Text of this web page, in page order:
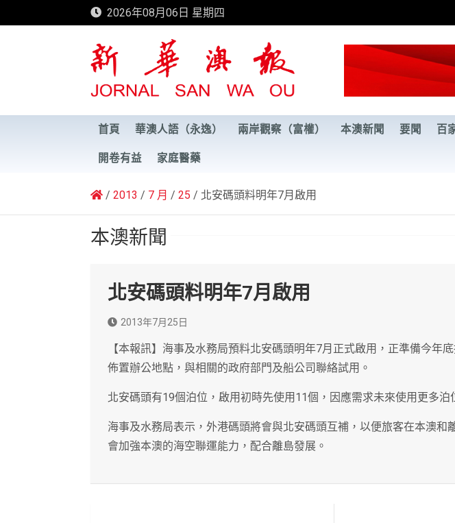
to
2026年08月06日 星期四
新華澳報
首頁 華澳人語（永逸） 兩岸觀察（富權） 本澳新聞 要聞 百
開卷有益 家庭醫藥
2013 7 月 25 北安碼頭料明年7月啟用
本澳新聞
北安碼頭料明年7月啟用
2013年7月25日
【本報訊】海事及水務局預料北安碼頭明年7月正式啟用，正準備今年
佈置辦公地點，與相關的政府部門及船公司聯絡試用。
北安碼頭有19個泊位，啟用初時先使用11個，因應需求未來使用更多泊
海事及水務局表示，外港碼頭將會與北安碼頭互補，以便旅客在本澳和
會加強本澳的海空聯運能力，配合離島發展。